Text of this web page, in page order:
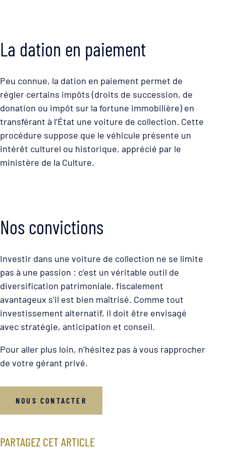
La dation en paiement
Peu connue, la dation en paiement permet de
régler certains impôts (droits de succession, de
donation ou impôt sur la fortune immobilière) en
transférant à l’État une voiture de collection. Cette
procédure suppose que le véhicule présente un
intérêt culturel ou historique, apprécié par le
ministère de la Culture.
Nos convictions
Investir dans une voiture de collection ne se limite
pas à une passion : c’est un véritable outil de
diversification patrimoniale, fiscalement
avantageux s’il est bien maîtrisé. Comme tout
investissement alternatif, il doit être envisagé
avec stratégie, anticipation et conseil.
Pour aller plus loin, n’hésitez pas à vous rapprocher
de votre gérant privé.
NOUS CONTACTER
PARTAGEZ CET ARTICLE